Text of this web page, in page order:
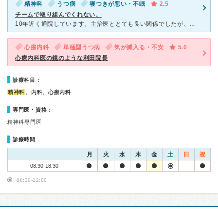
精神科 うつ病 寝つきが悪い・不眠
2.5
チームで取り組んでくれない。
10年近く通院しています。主治医ととても良い関係でしたが、突然退職をされました。後任の医師の初回印象が、いつ洗髪しましたか？という不清潔感。主治医を変えてもらいました。院長が担当になったのだけど、薬を
心療内科 単極型うつ病 気が滅入る・不安
5.0
心療内科医の鏡のような利田院長
診療科目：
精神科 、内科、心療内科
専門医・資格：
精神科専門医
診療時間
月 火 水 木 金 土 日 祝
08:30-18:30
08:30-12:00